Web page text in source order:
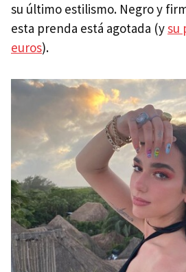
su último estilismo. Negro y
esta prenda está agotada (ysu
euros).